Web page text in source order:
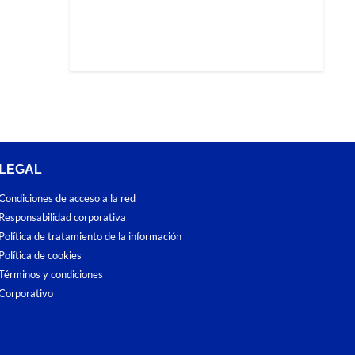
de acceso a la red
corporativa
de tratamiento de la información
de cookies
y condiciones